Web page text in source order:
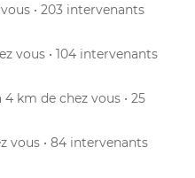
• 203 intervenants
vous • 104 intervenants
4 km de chez vous • 25
vous • 84 intervenants